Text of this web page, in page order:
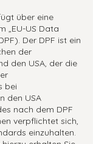
über eine
„EU-US Data
Der DPF ist ein
der
den USA, der die
bei
den USA
nach dem DPF
verpflichtet sich,
einzuhalten.